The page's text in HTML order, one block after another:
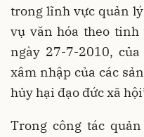
trong lĩnh vực quản
vụ văn hóa theo tinh
ngày 27-7-2010,
xâm nhập của các
hủy hại đạo đức xã
Trong công tác